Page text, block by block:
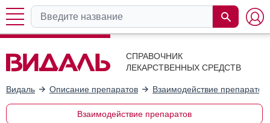
СПРАВОЧНИК
ЛЕКАРСТВЕННЫХ СРЕДСТВ
Видаль Описание препаратов Взаимодействие препаратов
Взаимодействие препаратов